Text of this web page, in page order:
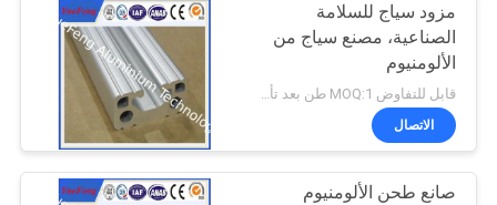
مزود سياج للسلامة
الصناعية، مصنع سياج من
الألومنيوم
الاتصال
صانع طحن الألومنيوم